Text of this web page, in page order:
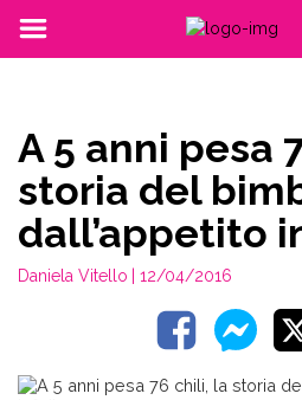
A 5 anni pesa
storia del
dall’appetito
Daniela Vitello | 12/04/2016